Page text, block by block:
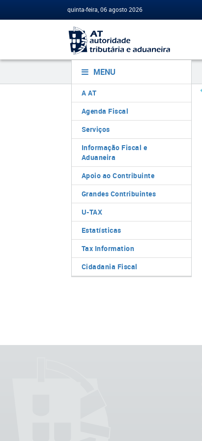
quinta-feira, 06 agosto 2026
MENU
A AT
Agenda Fiscal
Serviços
Informação Fiscal e
Aduaneira
Apoio ao Contribuinte
Grandes Contribuintes
U-TAX
Estatísticas
Tax Information
Cidadania Fiscal